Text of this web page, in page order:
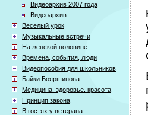
Видеоархив 2007 года
Видеоархив
Веселый урок
Музыкальные встречи
На женской половине
Времена, события, люди
Видеопособия для школьников
Байки Бояршинова
Медицина. здоровье. красота
Принцип закона
В гостях у ветерана